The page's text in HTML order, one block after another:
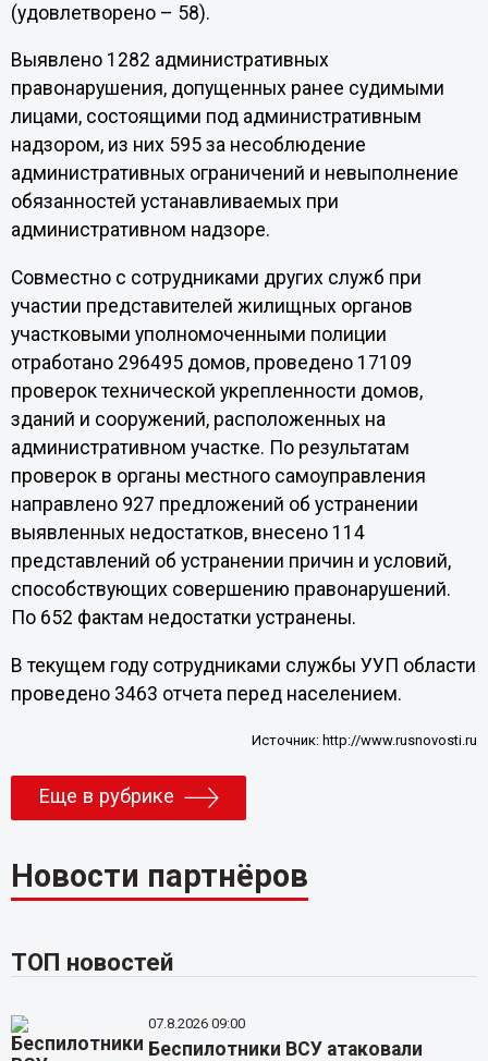
(удовлетворено – 58).
Выявлено 1282 административных
правонарушения, допущенных ранее судимыми
лицами, состоящими под административным
надзором, из них 595 за несоблюдение
административных ограничений и невыполнение
обязанностей устанавливаемых при
административном надзоре.
Совместно с сотрудниками других служб при
участии представителей жилищных органов
участковыми уполномоченными полиции
отработано 296495 домов, проведено 17109
проверок технической укрепленности домов,
зданий и сооружений, расположенных на
административном участке. По результатам
проверок в органы местного самоуправления
направлено 927 предложений об устранении
выявленных недостатков, внесено 114
представлений об устранении причин и условий,
способствующих совершению правонарушений.
По 652 фактам недостатки устранены.
В текущем году сотрудниками службы УУП области
проведено 3463 отчета перед населением.
Источник: http://www.rusnovosti.ru
Еще в рубрике
Новости партнёров
ТОП новостей
07.8.2026 09:00
Беспилотники ВСУ атаковали